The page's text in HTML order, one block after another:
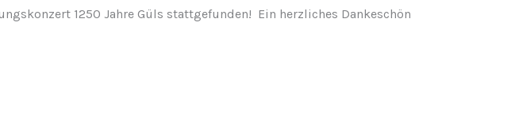
1250 Jahre Güls stattgefunden! Ein herzliches Dankeschön